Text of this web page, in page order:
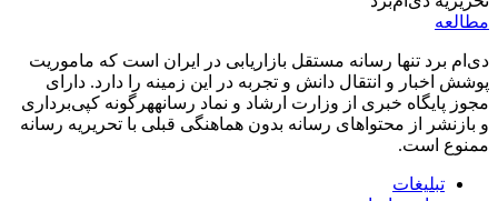
مطالعه
دی‌ام برد تنها رسانه مستقل بازاریابی در ایران است که ماموریت
پوشش اخبار و انتقال دانش و تجربه در این زمینه را دارد. دارای
مجوز پایگاه خبری از وزارت ارشاد و نماد رسانههرگونه کپی‌برداری
و بازنشر از محتواهای رسانه بدون هماهنگی قبلی با تحریریه رسانه
ممنوع است.
تبلیغات